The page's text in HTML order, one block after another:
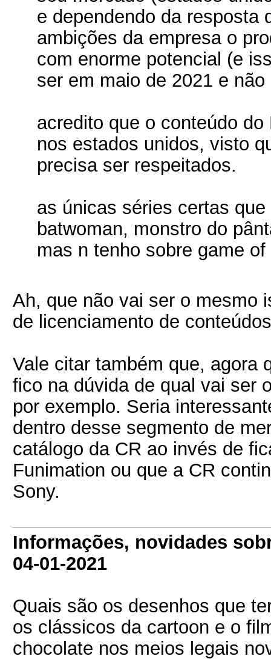
e dependendo da resposta
ambições da empresa o
com enorme potencial (e
ser em maio de 2021 e
acredito que o conteúdo
nos estados unidos, visto
precisa ser respeitados.
as únicas séries certas
batwoman, monstro do
mas n tenho sobre game
Ah, que não vai ser o mesmo
de licenciamento de
Vale citar também que, agora
fico na dúvida de qual vai ser
por exemplo. Seria
dentro desse segmento de
catálogo da CR ao invés de
Funimation ou que a CR
Sony.
Informações, novidades
04-01-2021
Quais são os desenhos que
os clássicos da cartoon e o
chocolate nos meios legais